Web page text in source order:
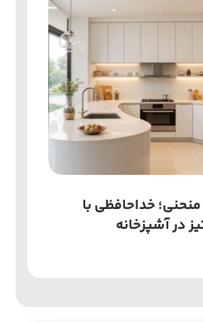
خداحافظی با
در آشپزخانه